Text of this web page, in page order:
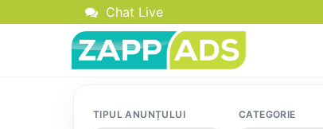
Chat Live
TIPUL ANUNȚULUI CATEGORIE